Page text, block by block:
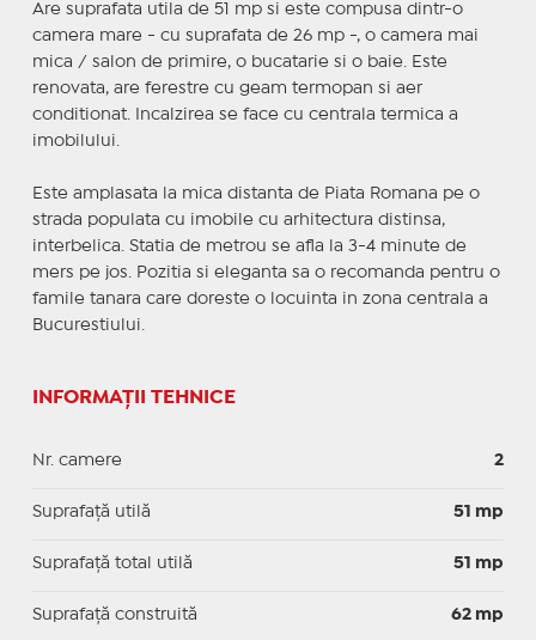
Are suprafata utila de 51 mp si este compusa dintr-o
camera mare - cu suprafata de 26 mp -, o camera mai
mica / salon de primire, o bucatarie si o baie. Este
renovata, are ferestre cu geam termopan si aer
conditionat. Incalzirea se face cu centrala termica a
imobilului.
Este amplasata la mica distanta de Piata Romana pe o
strada populata cu imobile cu arhitectura distinsa,
interbelica. Statia de metrou se afla la 3-4 minute de
mers pe jos. Pozitia si eleganta sa o recomanda pentru o
famile tanara care doreste o locuinta in zona centrala a
Bucurestiului.
INFORMAȚII TEHNICE
Nr. camere 2
Suprafaţă utilă 51 mp
Suprafaţă total utilă 51 mp
Suprafaţă construită 62 mp